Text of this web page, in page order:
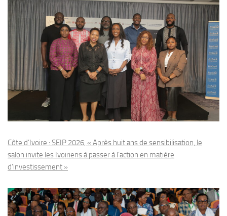
Côte d’Ivoire : SEIP 2026, « Après huit ans de sensibilisation, le
salon invite les Ivoiriens à passer à l’action en matière
d’investissement »